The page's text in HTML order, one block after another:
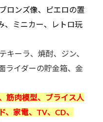
ロンズ像、ピエロの置
、ミニカー、レトロ玩
キーラ、焼酎、ジン、
ライダーの貯金箱、金
筋肉模型、ブライス人
、家電、TV、CD、